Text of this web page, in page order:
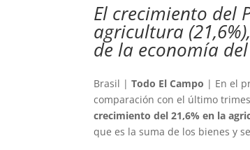
El crecimiento del
agricultura
de la economía
Brasil |Todo El Campo | En el
comparación con el último
crecimiento del 21,6% en la
que es la suma de los bienes y